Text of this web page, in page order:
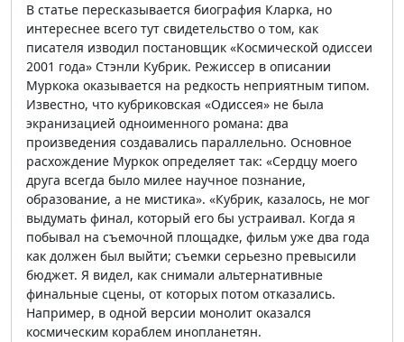
В статье пересказывается биография Кларка, но
интереснее всего тут свидетельство о том, как
писателя изводил постановщик «Космической одиссеи
2001 года» Стэнли Кубрик. Режиссер в описании
Муркока оказывается на редкость неприятным типом.
Известно, что кубриковская «Одиссея» не была
экранизацией одноименного романа: два
произведения создавались параллельно. Основное
расхождение Муркок определяет так: «Сердцу моего
друга всегда было милее научное познание,
образование, а не мистика». «Кубрик, казалось, не мог
выдумать финал, который его бы устраивал. Когда я
побывал на съемочной площадке, фильм уже два года
как должен был выйти; съемки серьезно превысили
бюджет. Я видел, как снимали альтернативные
финальные сцены, от которых потом отказались.
Например, в одной версии монолит оказался
космическим кораблем инопланетян.